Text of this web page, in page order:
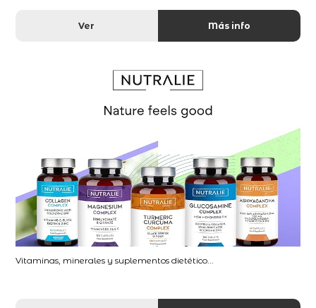
Ver Más info
Vitaminas, minerales y suplementos dietético...